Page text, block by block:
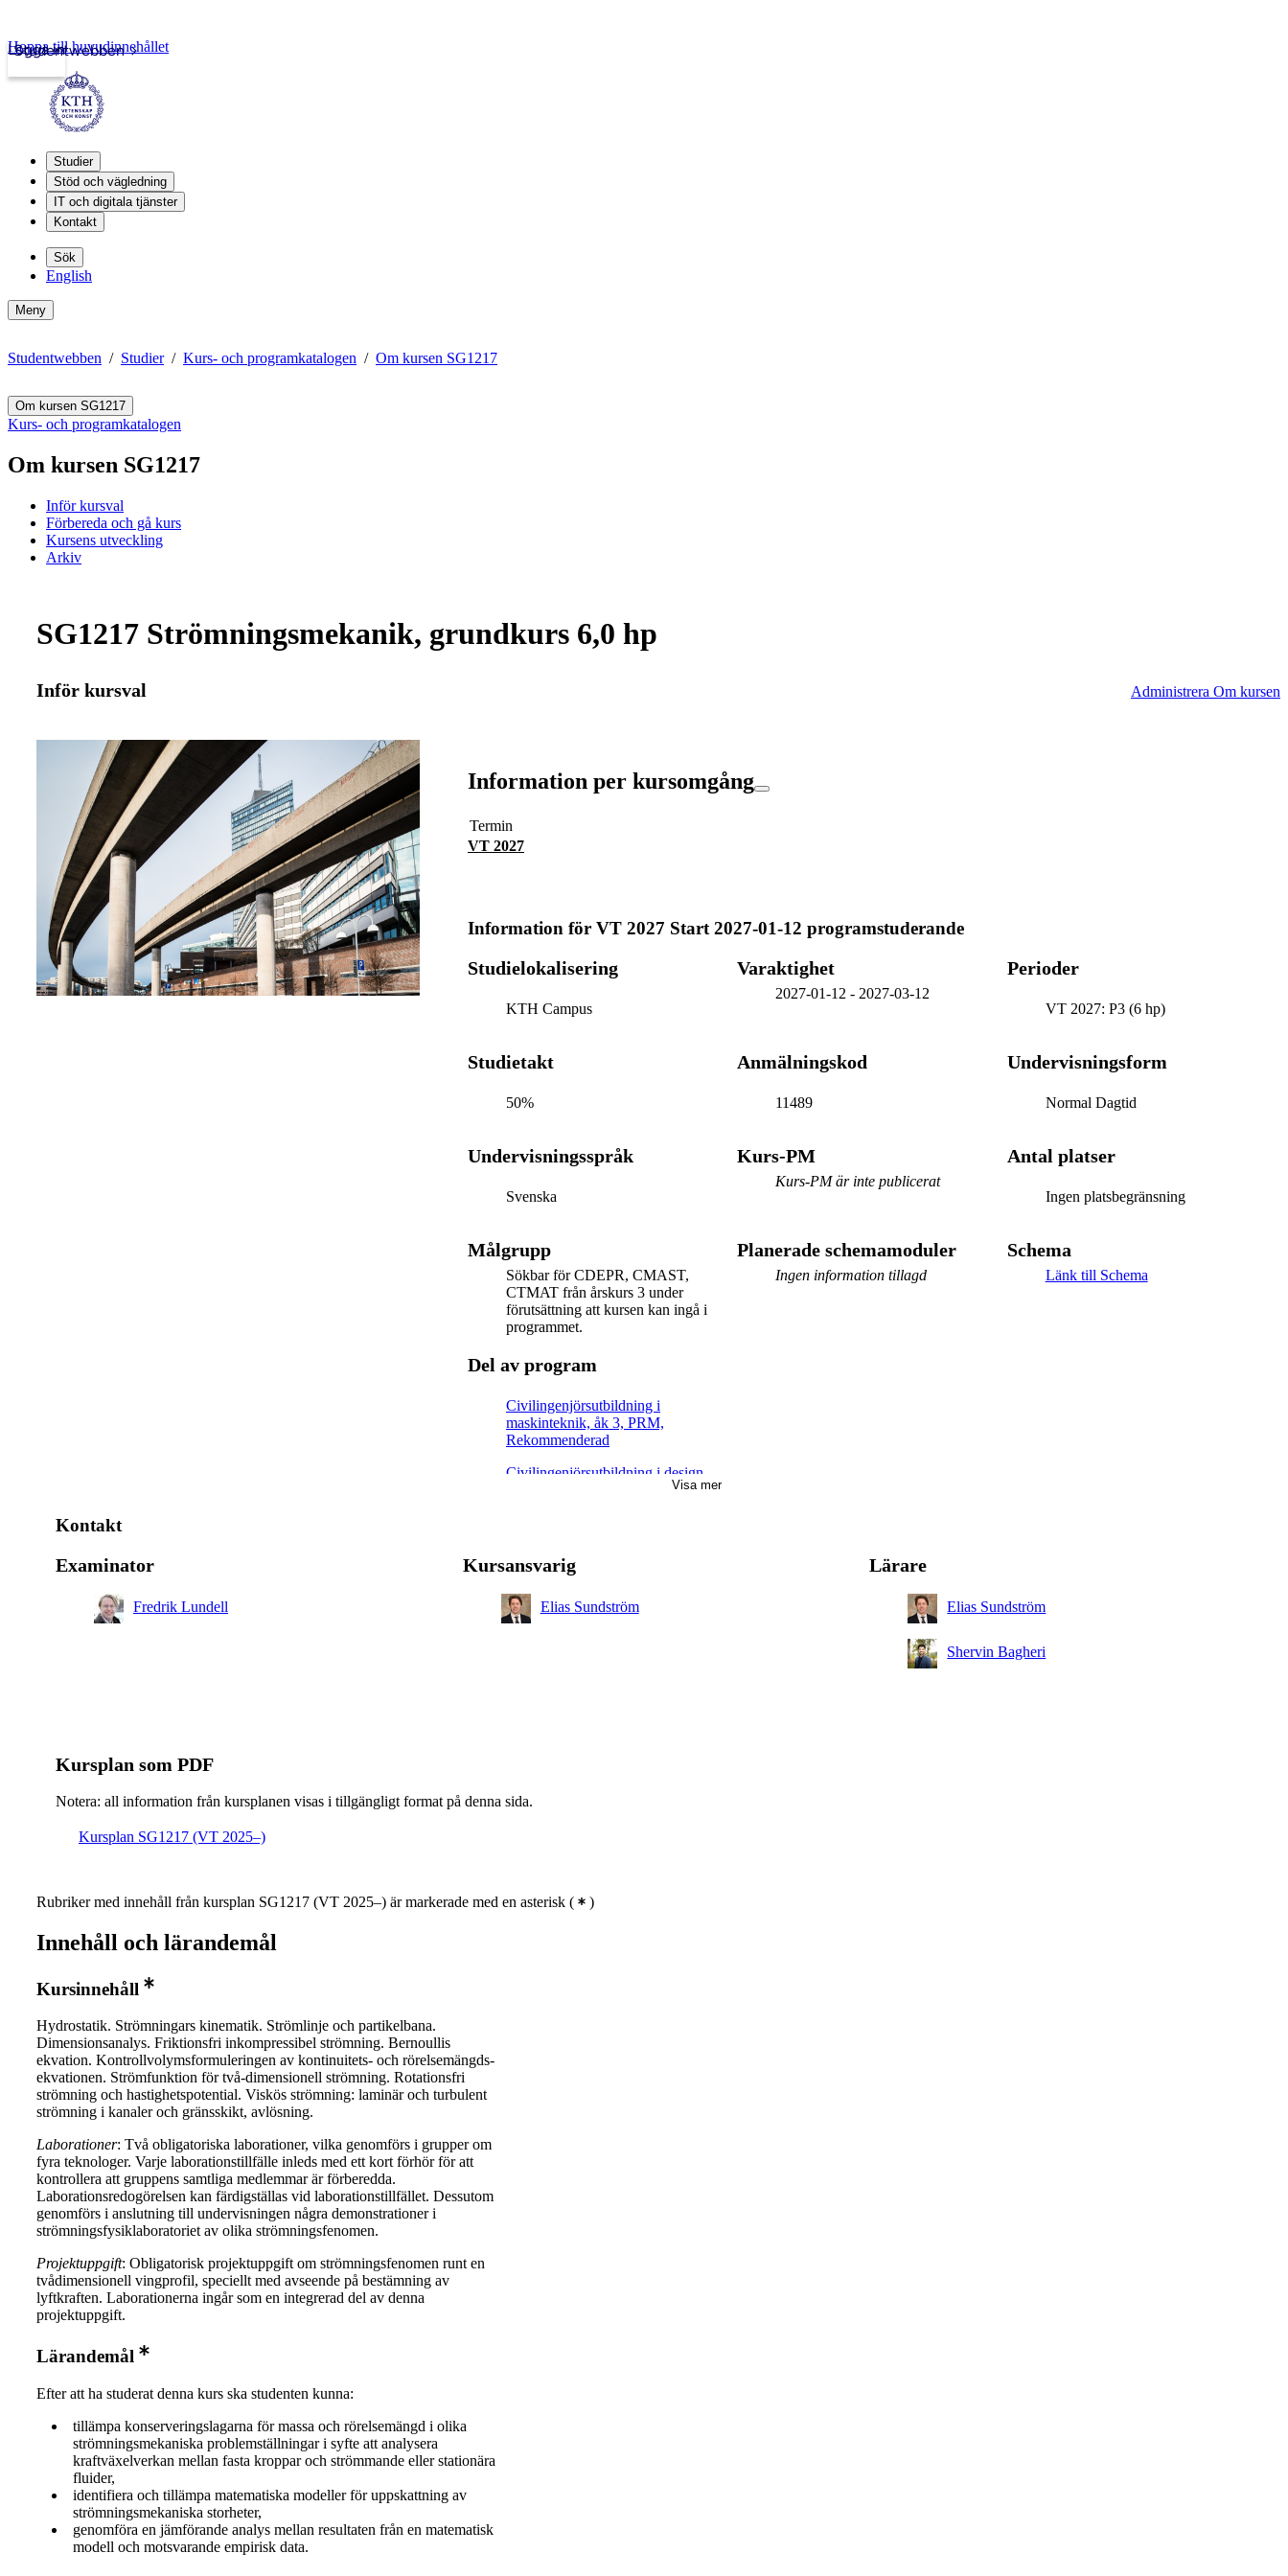
Studentwebben
Logga in
Hoppa till huvudinnehållet
Studier
Stöd och vägledning
IT och digitala tjänster
Kontakt
Sök
English
Meny
Studentwebben Studier Kurs- och programkatalogen Om kursen SG1217
Om kursen SG1217
Kurs- och programkatalogen
Om kursen SG1217
Inför kursval
Förbereda och gå kurs
Kursens utveckling
Arkiv
SG1217 Strömningsmekanik, grundkurs 6,0 hp
Inför kursval Administrera Om kursen
Information per kursomgång
Termin
VT 2027
Information för VT 2027 Start 2027-01-12 programstuderande
Studielokalisering
KTH Campus
Varaktighet
2027-01-12 - 2027-03-12
Perioder
VT 2027: P3 (6 hp)
Studietakt
50%
Anmälningskod
11489
Undervisningsform
Normal Dagtid
Undervisningsspråk
Svenska
Kurs-PM
Kurs-PM är inte publicerat
Antal platser
Ingen platsbegränsning
Målgrupp
Sökbar för CDEPR, CMAST,
CTMAT från årskurs 3 under
förutsättning att kursen kan ingå i
programmet.
Planerade schemamoduler
Ingen information tillagd
Schema
Länk till Schema
Del av program
Civilingenjörsutbildning i
maskinteknik, åk 3, PRM,
Rekommenderad
Civilingenjörsutbildning i design
och produktframtagning, åk 3,
och produktframtagning, åk 3,
TEMB, Villkorligt valfri
Civilingenjörsutbildning i design
och produktframtagning, åk 3,
Civilingenjörsutbildning i
IPUB, Villkorligt valfri
Visa mer
Kontakt
Examinator
Fredrik Lundell
Kursansvarig
Elias Sundström
Lärare
Elias Sundström
Shervin Bagheri
Kursplan som PDF
Notera: all information från kursplanen visas i tillgängligt format på denna sida.
Kursplan SG1217 (VT 2025–)
Rubriker med innehåll från kursplan SG1217 (VT 2025–) är markerade med en asterisk ( )
Innehåll och lärandemål
Kursinnehåll
Hydrostatik. Strömningars kinematik. Strömlinje och partikelbana.
Dimensionsanalys. Friktionsfri inkompressibel strömning. Bernoullis
ekvation. Kontrollvolymsformuleringen av kontinuitets- och rörelsemängds-
ekvationen. Strömfunktion för två-dimensionell strömning. Rotationsfri
strömning och hastighetspotential. Viskös strömning: laminär och turbulent
strömning i kanaler och gränsskikt, avlösning.
Laborationer: Två obligatoriska laborationer, vilka genomförs i grupper om
fyra teknologer. Varje laborationstillfälle inleds med ett kort förhör för att
kontrollera att gruppens samtliga medlemmar är förberedda.
Laborationsredogörelsen kan färdigställas vid laborationstillfället. Dessutom
genomförs i anslutning till undervisningen några demonstrationer i
strömningsfysiklaboratoriet av olika strömningsfenomen.
Projektuppgift: Obligatorisk projektuppgift om strömningsfenomen runt en
tvådimensionell vingprofil, speciellt med avseende på bestämning av
lyftkraften. Laborationerna ingår som en integrerad del av denna
projektuppgift.
Lärandemål
Efter att ha studerat denna kurs ska studenten kunna:
tillämpa konserveringslagarna för massa och rörelsemängd i olika
strömningsmekaniska problemställningar i syfte att analysera
kraftväxelverkan mellan fasta kroppar och strömmande eller stationära
fluider,
identifiera och tillämpa matematiska modeller för uppskattning av
strömningsmekaniska storheter,
genomföra en jämförande analys mellan resultaten från en matematisk
modell och motsvarande empirisk data.